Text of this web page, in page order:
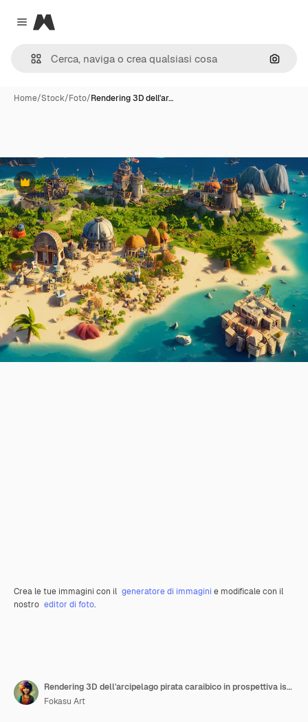
Close menu
Magnific
Cerca
Home/Stock/Foto/Rendering 3D dell'ar…
Premium
Crea le tue immagini con il generatore di immagini e modificale con il
nostro editor di foto.
Rendering 3D dell'arcipelago pirata caraibico in prospettiva isometrica
Fokasu Art